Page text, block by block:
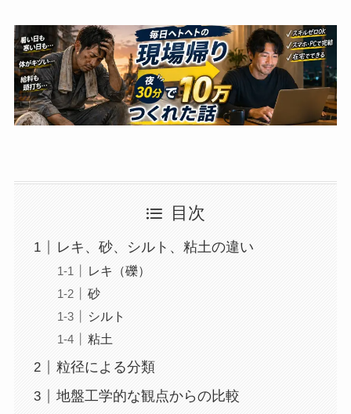
目次
レキ、砂、シルト、粘土の違い
レキ（礫）
砂
シルト
粘土
粒径による分類
地盤工学的な観点からの比較